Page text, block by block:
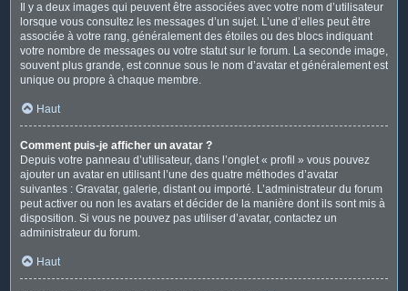
Il y a deux images qui peuvent être associées avec votre nom d’utilisateur
lorsque vous consultez les messages d’un sujet. L’une d’elles peut être
associée à votre rang, généralement des étoiles ou des blocs indiquant
votre nombre de messages ou votre statut sur le forum. La seconde image,
souvent plus grande, est connue sous le nom d’avatar et généralement est
unique ou propre à chaque membre.
Haut
Comment puis-je afficher un avatar ?
Depuis votre panneau d’utilisateur, dans l’onglet « profil » vous pouvez
ajouter un avatar en utilisant l’une des quatre méthodes d’avatar
suivantes : Gravatar, galerie, distant ou importé. L’administrateur du forum
peut activer ou non les avatars et décider de la manière dont ils sont mis à
disposition. Si vous ne pouvez pas utiliser d’avatar, contactez un
administrateur du forum.
Haut